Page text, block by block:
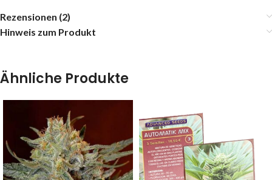
Rezensionen (2)
Hinweis zum Produkt
Ähnliche Produkte